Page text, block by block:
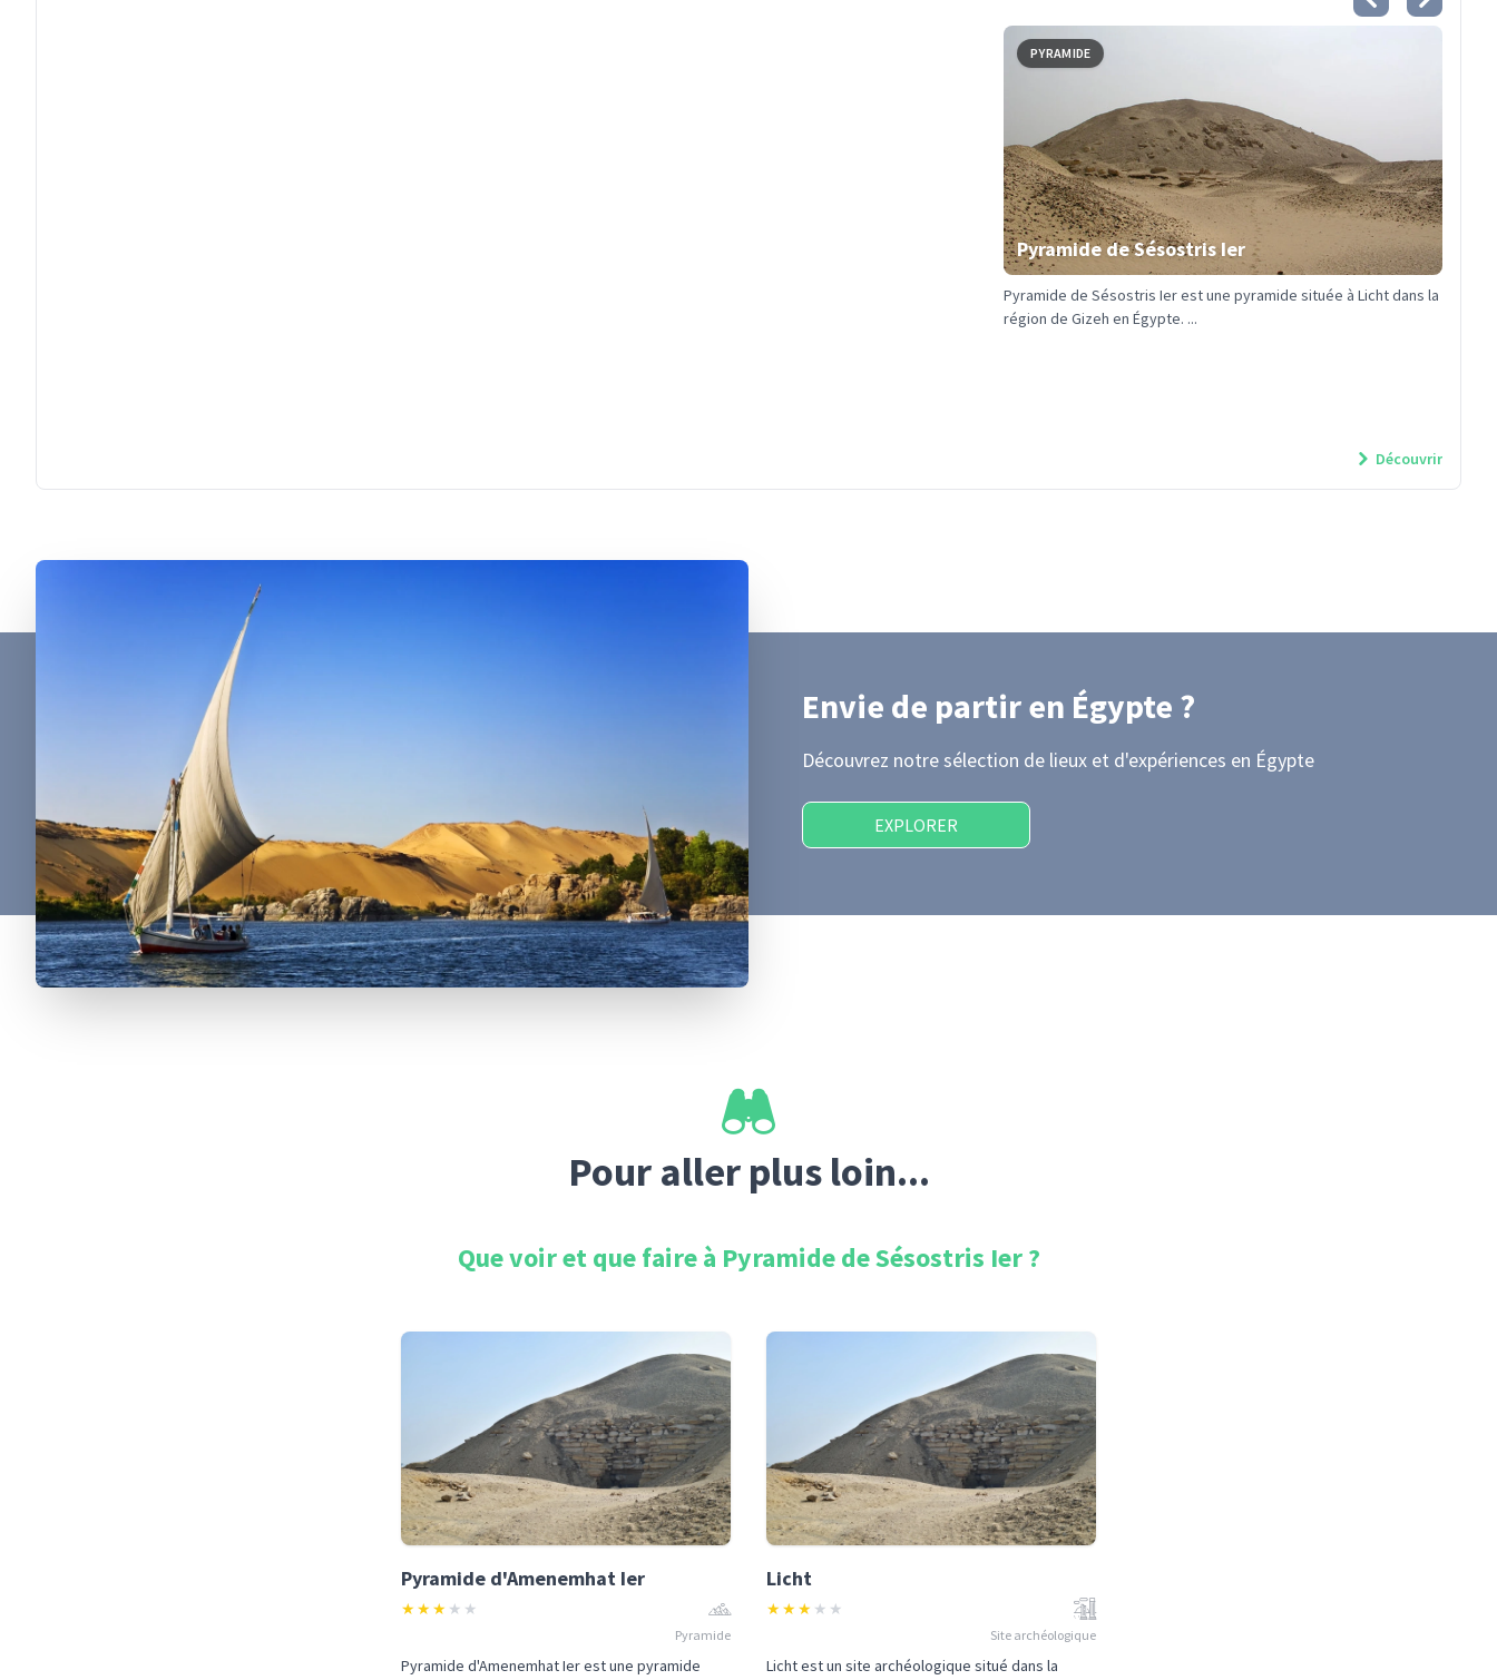
PYRAMIDE
Pyramide de Sésostris Ier
Pyramide de Sésostris Ier est une pyramide située à Licht dans la
région de Gizeh en Égypte. ...
Découvrir
Envie de partiren Égypte ?
Découvrez notre sélection de lieux et d'expériences en Égypte
EXPLORER
Pour aller plus loin...
Que voir et que faire à Pyramide de Sésostris Ier?
Pyramide d'Amenemhat Ier
★★★ ★ ★
Pyramide
Pyramide d'Amenemhat Ier est une pyramide
Licht
★★★ ★ ★
Site archéologique
Licht est un site archéologique situé dans la